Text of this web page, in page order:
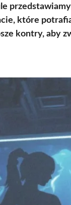
które
kontry, aby